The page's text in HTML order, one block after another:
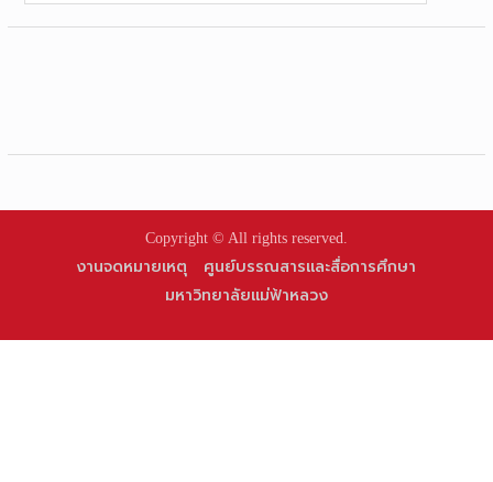
Copyright © All rights reserved.
งานจดหมายเหตุ
ศูนย์บรรณสารและสื่อการศึกษา
มหาวิทยาลัยแม่ฟ้าหลวง